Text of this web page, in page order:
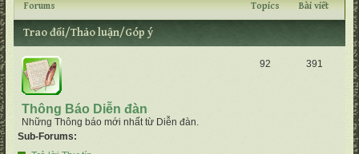
Forums Topics Bài viết
Trao đổi/Thảo luận/Góp ý
Thông Báo Diễn đàn
Những Thông báo mới nhất từ Diễn đàn.
92 391
Sub-Forums: